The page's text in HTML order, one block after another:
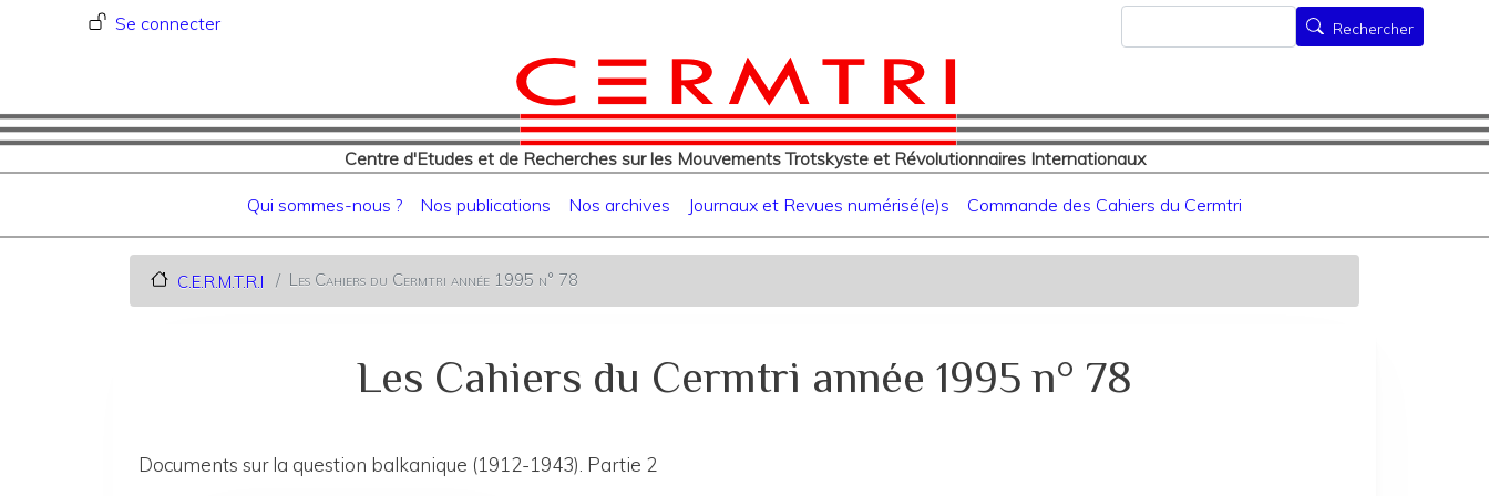
contenu
principal
Menu du compte de l'utilisateur
Se connecter
Centre d'Etudes et de Recherches sur les Mouvements Trotskyste et Révolutionnaires Internationaux
Rechercher
Rechercher
Navigation principale
Qui sommes-nous ? Nos publications Nos archives Journaux et Revues numérisé(e)s Commande des Cahiers du Cermtri
C.E.R.M.T.R.I Les Cahiers du Cermtri année 1995 n° 78
Les Cahiers du Cermtri année 1995 n° 78
Documents sur la question balkanique (1912-1943). Partie 2